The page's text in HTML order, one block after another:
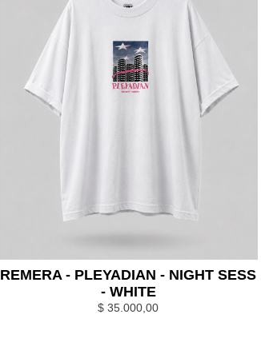
REMERA - PLEYADIAN - NIGHT SESS
- WHITE
$ 35.000,00